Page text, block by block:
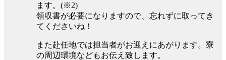
ます。(※2)
領収書が必要になりますので、忘れずに取ってき
てくださいね！
また赴任地では担当者がお迎えにあがります。寮
の周辺環境などもお伝え致します。